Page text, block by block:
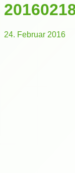
24. Februar 2016